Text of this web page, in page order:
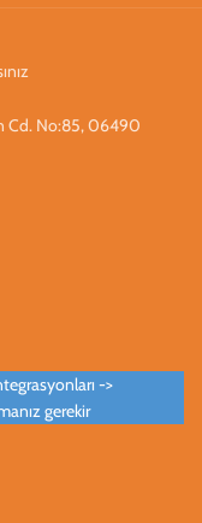
Cd. No:85, 06490
->
gerekir